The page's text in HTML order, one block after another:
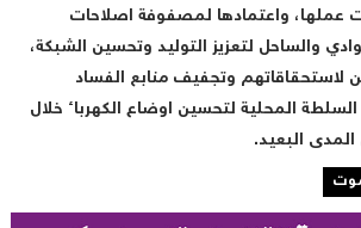
واعتمادها لمصفوفة اصلاحات
والساحل لتعزيز التوليد وتحسين الشبكة،
وتجفيف منابع الفساد
المحلية لتحسين اوضاع الكهرباء خلال
البعيد.